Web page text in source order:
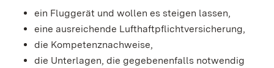
ein Fluggerät und wollen es steigen lassen,
eine ausreichende Lufthaftpflichtversicherung,
die Kompetenznachweise,
die Unterlagen, die gegebenenfalls notwendig